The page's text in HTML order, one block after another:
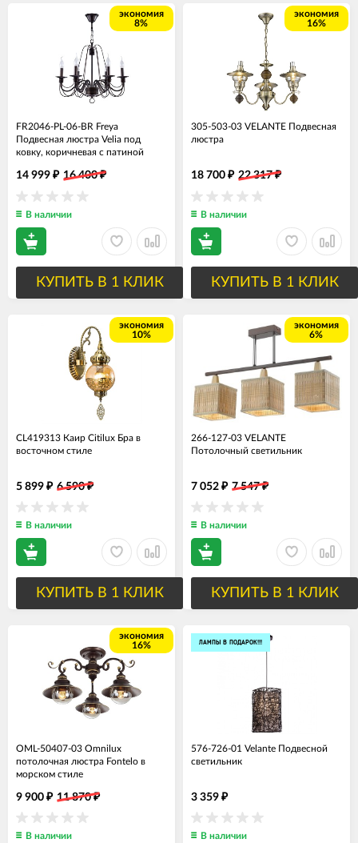
экономия
8%
FR2046-PL-06-BR Freya
Подвесная люстра Velia под
ковку, коричневая с патиной
14 999 ₽ 16 400₽
В наличии
КУПИТЬ В 1 КЛИК
экономия
16%
305-503-03 VELANTE Подвесная
люстра
18 700 ₽ 22 317₽
В наличии
КУПИТЬ В 1 КЛИК
экономия
10%
CL419313 Каир Citilux Бра в
восточном стиле
5 899 ₽ 6 590₽
В наличии
КУПИТЬ В 1 КЛИК
экономия
6%
266-127-03 VELANTE
Потолочный светильник
7 052 ₽ 7 547₽
В наличии
КУПИТЬ В 1 КЛИК
экономия
16%
OML-50407-03 Omnilux
потолочная люстра Fontelo в
морском стиле
9 900 ₽ 11 870₽
В наличии
ЛАМПЫ В ПОДАРОК!!!
576-726-01 Velante Подвесной
светильник
3 359 ₽
В наличии